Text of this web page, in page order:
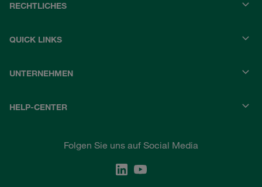
RECHTLICHES
QUICK LINKS
UNTERNEHMEN
HELP-CENTER
Folgen Sie uns auf Social Media